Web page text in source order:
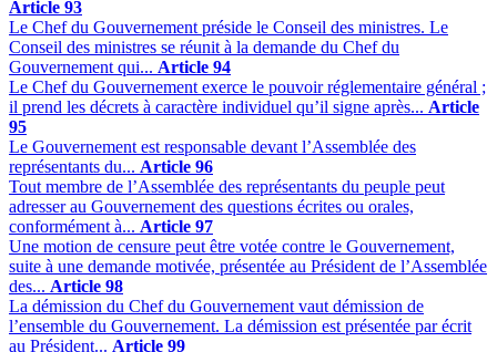
Article 93
Le Chef du Gouvernement préside le Conseil des ministres. Le
Conseil des ministres se réunit à la demande du Chef du
Gouvernement qui... Article 94
Le Chef du Gouvernement exerce le pouvoir réglementaire général ;
il prend les décrets à caractère individuel qu’il signe après... Article
95
Le Gouvernement est responsable devant l’Assemblée des
représentants du... Article 96
Tout membre de l’Assemblée des représentants du peuple peut
adresser au Gouvernement des questions écrites ou orales,
conformément à... Article 97
Une motion de censure peut être votée contre le Gouvernement,
suite à une demande motivée, présentée au Président de l’Assemblée
des... Article 98
La démission du Chef du Gouvernement vaut démission de
l’ensemble du Gouvernement. La démission est présentée par écrit
au Président... Article 99